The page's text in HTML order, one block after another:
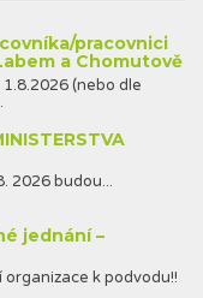
pracovnici
a Chomutově
(nebo dle
2026 budou...
jednání –
organizace k podvodu!!